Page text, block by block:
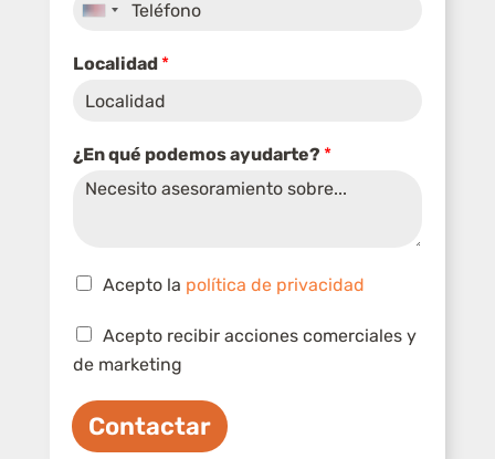
United
States
Localidad *
¿En qué podemos ayudarte? *
e
é
f
n
o
v
C
s
i
l
a
s
Acepto la política de privacidad
C
a
s
l
l
Acepto recibir acciones comerciales y
de marketing
Contactar